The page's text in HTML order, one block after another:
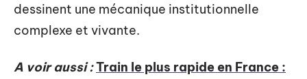
dessinent une mécanique institutionnelle
complexe et vivante.
A voir aussi :Train le plus rapide en France :